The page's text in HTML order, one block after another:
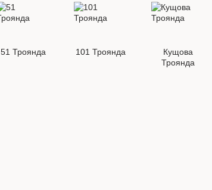
51 Троянда 101 Троянда
Кущова
Троянда